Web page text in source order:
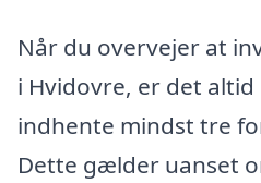
Når du overvejer at
i Hvidovre, er det
indhente mindst tre
Dette gælder uanset